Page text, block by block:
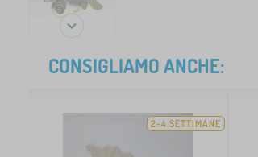
CONSIGLIAMO ANCHE:
2-4 SETTIMANE